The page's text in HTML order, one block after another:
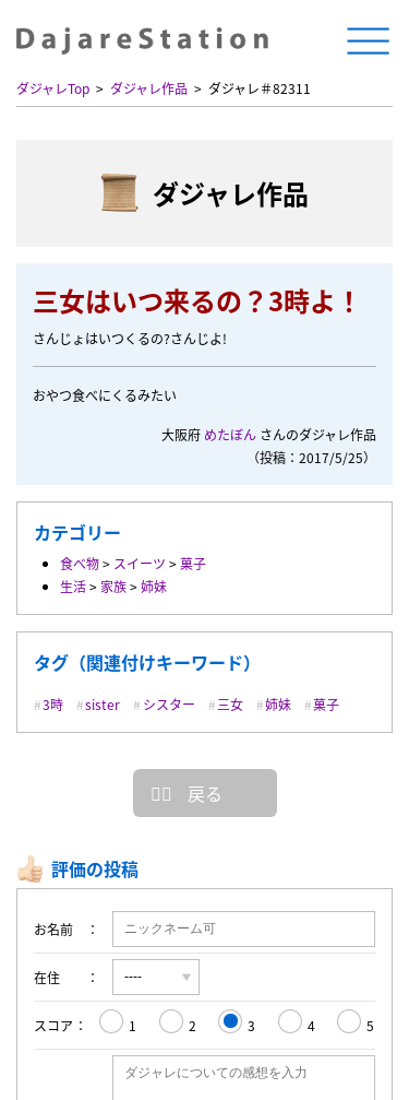
ダジャレTop ダジャレ作品 ダジャレ＃82311
ダジャレ作品
三女はいつ来るの？3時よ！
さんじょはいつくるの?さんじよ!
おやつ食べにくるみたい
大阪府 めたぼん さんのダジャレ作品
（投稿：2017/5/25）
カテゴリー
食べ物> スイーツ >菓子
生活> 家族>姉妹
タグ（関連付けキーワード）
3時 sister シスター 三女 姉妹 菓子
戻る
評価の投稿
お名前
在住
スコア 1 2 3 4 5